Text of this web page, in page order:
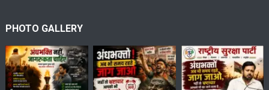
PHOTO GALLERY